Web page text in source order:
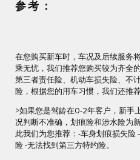
参考：
在您购买新车时，车况及后续服务
乘无忧，我们推荐您购买较为齐全
第三者责任险、机动车损失险、不
险，根据您的用车习惯，我们还推
>如果您是驾龄在0-2年客户，新手
况判断不准确，划痕险和涉水险为
此我们为您推荐：-车身划痕损失险
险 -无法找到第三方特约险。